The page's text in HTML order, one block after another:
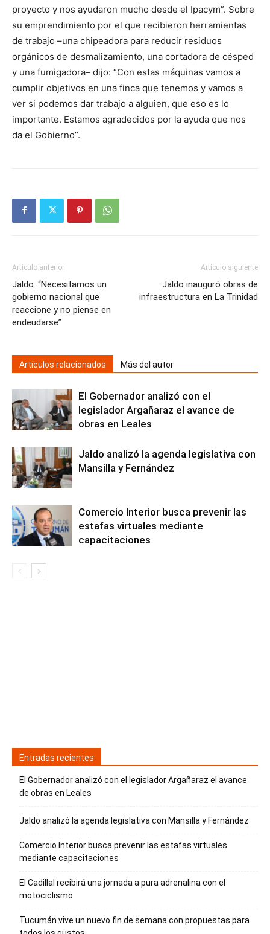
proyecto y nos ayudaron mucho desde el Ipacym”. Sobre
su emprendimiento por el que recibieron herramientas
de trabajo –una chipeadora para reducir residuos
orgánicos de desmalizamiento, una cortadora de césped
y una fumigadora– dijo: “Con estas máquinas vamos a
cumplir objetivos en una finca que tenemos y vamos a
ver si podemos dar trabajo a alguien, que eso es lo
importante. Estamos agradecidos por la ayuda que nos
da el Gobierno”.
Artículo anterior
Jaldo: “Necesitamos un
gobierno nacional que
reaccione y no piense en
endeudarse”
Artículo siguiente
Jaldo inauguró obras de
infraestructura en La Trinidad
Artículos relacionados Más del autor
El Gobernador analizó con el
legislador Argañaraz el avance de
obras en Leales
Jaldo analizó la agenda legislativa con
Mansilla y Fernández
Comercio Interior busca prevenir las
estafas virtuales mediante
capacitaciones
Entradas recientes
El Gobernador analizó con el legislador Argañaraz el avance
de obras en Leales
Jaldo analizó la agenda legislativa con Mansilla y Fernández
Comercio Interior busca prevenir las estafas virtuales
mediante capacitaciones
El Cadillal recibirá una jornada a pura adrenalina con el
motociclismo
Tucumán vive un nuevo fin de semana con propuestas para